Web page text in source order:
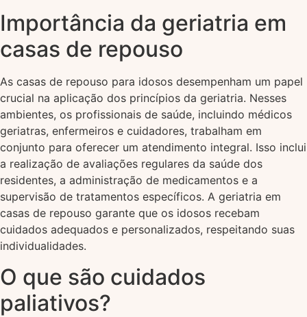
Importância da geriatria em
casas de repouso
As casas de repouso para idosos desempenham um papel
crucial na aplicação dos princípios da geriatria. Nesses
ambientes, os profissionais de saúde, incluindo médicos
geriatras, enfermeiros e cuidadores, trabalham em
conjunto para oferecer um atendimento integral. Isso inclui
a realização de avaliações regulares da saúde dos
residentes, a administração de medicamentos e a
supervisão de tratamentos específicos. A geriatria em
casas de repouso garante que os idosos recebam
cuidados adequados e personalizados, respeitando suas
individualidades.
O que são cuidados
paliativos?